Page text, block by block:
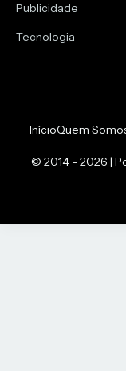
Publicidade
Tecnologia
© 2014 - 2026 |
InícioQuem